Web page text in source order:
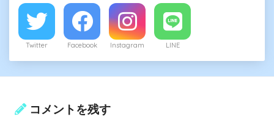
Twitter Facebook Instagram LINE
コメントを残す